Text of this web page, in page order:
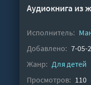
Аудиокнига из
Исполнитель:
Добавлено: 7-05-
Жанр: Для детей
Просмотров: 110